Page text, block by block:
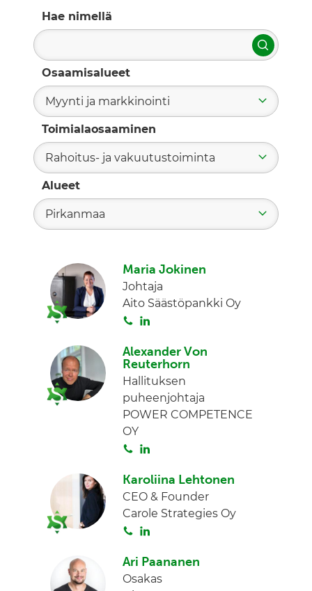
Hae nimellä
Hae
Osaamisalueet
Myynti ja markkinointi
Toimialaosaaminen
Rahoitus- ja vakuutustoiminta
Alueet
Pirkanmaa
Maria Jokinen
Johtaja
Aito Säästöpankki Oy
S
i
t
a
n
k
e
d
I
Alexander Von
Reuterhorn
Hallituksen
puheenjohtaja
POWER COMPETENCE
OY
S
i
t
a
n
k
e
n
Karoliina Lehtonen
CEO & Founder
Carole Strategies Oy
S
i
t
n
k
Ari Paananen
Osakas